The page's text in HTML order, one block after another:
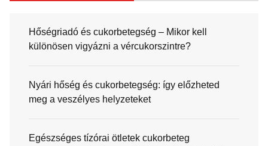
Hőségriadó és cukorbetegség – Mikor kell
különösen vigyázni a vércukorszintre?
Nyári hőség és cukorbetegség: így előzheted
meg a veszélyes helyzeteket
Egészséges tízórai ötletek cukorbeteg